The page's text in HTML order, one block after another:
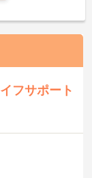
フサポート